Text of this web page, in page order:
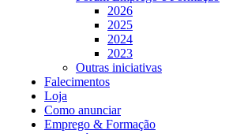
2026
2025
2024
2023
Outras iniciativas
Falecimentos
Loja
Como anunciar
Emprego & Formação